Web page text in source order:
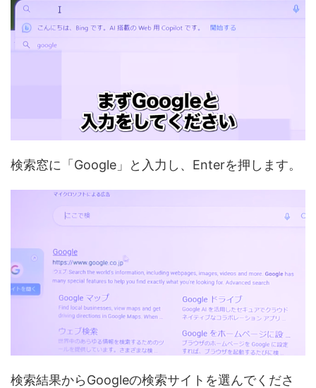
検索窓に「Google」と入力し、Enterを押します。
検索結果からGoogleの検索サイトを選んでくださ